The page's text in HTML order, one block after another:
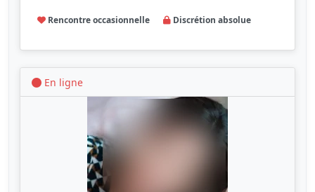
Rencontre occasionnelle Discrétion absolue
En ligne